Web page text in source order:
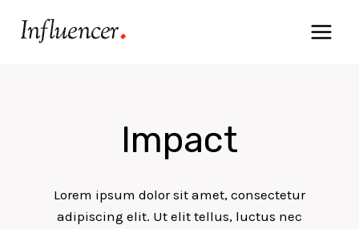
Impact
Lorem ipsum dolor sit amet, consectetur
adipiscing elit. Ut elit tellus, luctus nec